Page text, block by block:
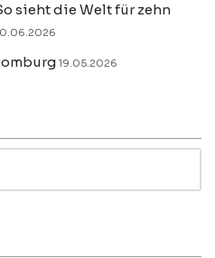
sieht die Welt für zehn
19.05.2026